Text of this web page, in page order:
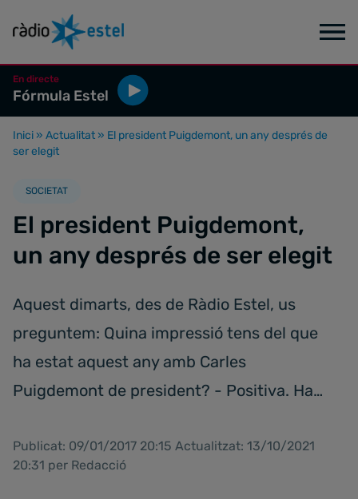
En directe
Fórmula Estel
Inici » Actualitat » El president Puigdemont, un any després de
ser elegit
SOCIETAT
El president Puigdemont,
un any després de ser elegit
Aquest dimarts, des de Ràdio Estel, us
preguntem: Quina impressió tens del que
ha estat aquest any amb Carles
Puigdemont de president? - Positiva. Ha…
Publicat: 09/01/2017 20:15 Actualitzat: 13/10/2021
20:31 per Redacció